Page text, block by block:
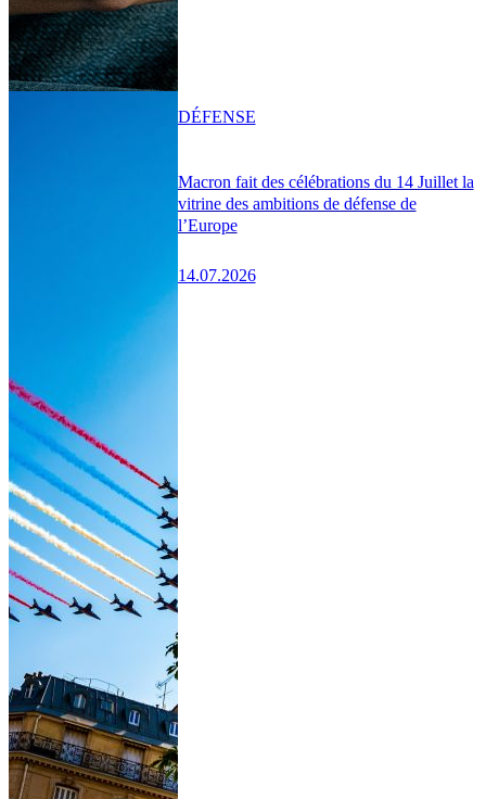
Macron fait des célébrations du 14 Juillet la
vitrine des ambitions de défense de
l’Europe
14.07.2026
DÉFENSE